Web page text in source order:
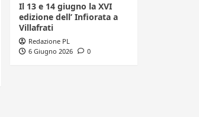
Il 13 e 14 giugno la XVI
edizione dell’ Infiorata a
Villafrati
Redazione PL
6 Giugno 2026
0